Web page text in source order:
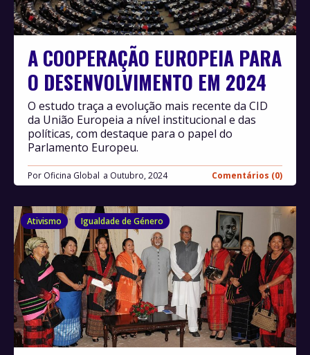
A COOPERAÇÃO EUROPEIA PARA
O DESENVOLVIMENTO EM 2024
Por Oficina Global Outubro, 2024 Comentários (0)
O estudo traça a evolução mais recente da CID
da União Europeia a nível institucional e das
políticas, com destaque para o papel do
Parlamento Europeu.
Ativismo Igualdade de Género